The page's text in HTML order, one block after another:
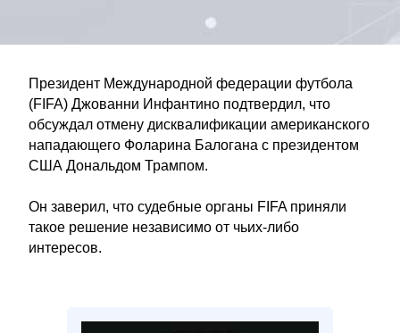
Президент Международной федерации футбола
(FIFA) Джованни Инфантино подтвердил, что
обсуждал отмену дисквалификации американского
нападающего Фоларина Балогана с президентом
США Дональдом Трампом.
Он заверил, что судебные органы FIFA приняли
такое решение независимо от чьих-либо
интересов.